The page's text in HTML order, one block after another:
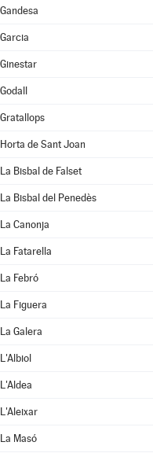
Gandesa
Garcia
Ginestar
Godall
Gratallops
Horta de Sant Joan
La Bisbal de Falset
La Bisbal del Penedès
La Canonja
La Fatarella
La Febró
La Figuera
La Galera
L'Albiol
L'Aldea
L'Aleixar
La Masó